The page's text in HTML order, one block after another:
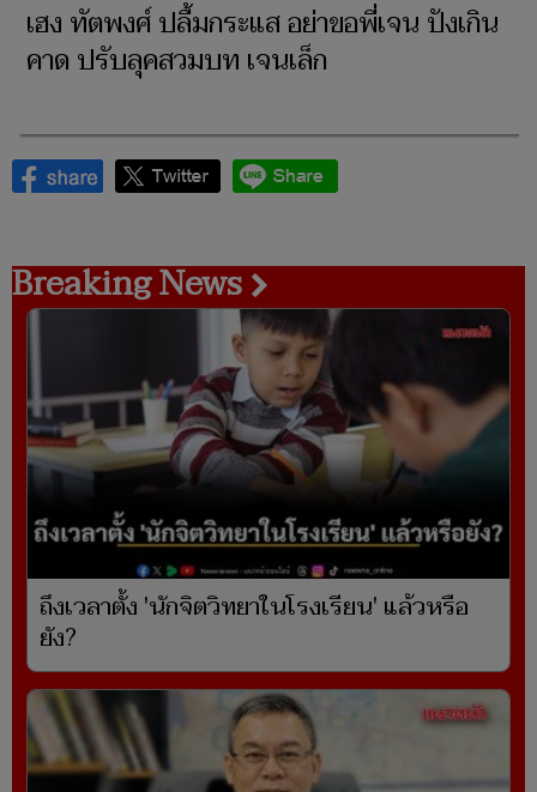
เฮง ทัตพงศ์ ปลื้มกระแส อย่าขอพี่เจน ปังเกิน
คาด ปรับลุคสวมบท เจนเล็ก
Breaking News
ถึงเวลาตั้ง 'นักจิตวิทยาในโรงเรียน' แล้วหรือ
ยัง?